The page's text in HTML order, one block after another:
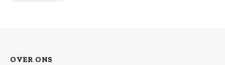
OVER ONS